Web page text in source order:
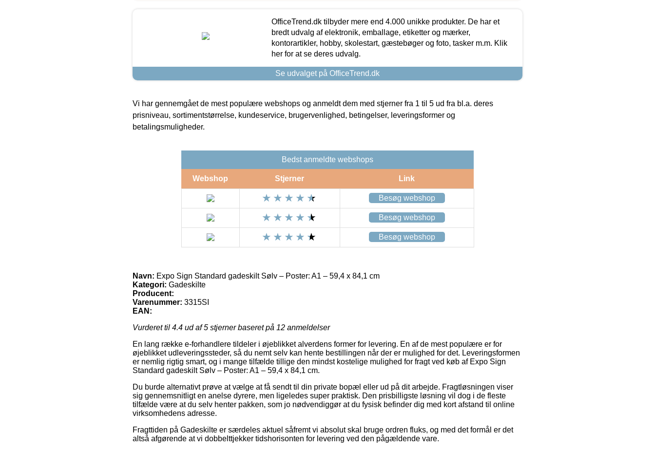
OfficeTrend.dk tilbyder mere end 4.000 unikke produkter. De har et
bredt udvalg af elektronik, emballage, etiketter og mærker,
kontorartikler, hobby, skolestart, gæstebøger og foto, tasker m.m. Klik
her for at se deres udvalg.
Se udvalget på OfficeTrend.dk
Vi har gennemgået de mest populære webshops og anmeldt dem med stjerner fra 1 til 5 ud fra bl.a. deres
prisniveau, sortimentstørrelse, kundeservice, brugervenlighed, betingelser, leveringsformer og
betalingsmuligheder.
Bedst anmeldte webshops
Webshop Stjerner Link
Besøg webshop
Besøg webshop
Besøg webshop
Navn: Expo Sign Standard gadeskilt Sølv – Poster: A1 – 59,4 x 84,1 cm
Kategori: Gadeskilte
Producent:
Varenummer: 3315SI
EAN:
Vurderet til 4.4 ud af 5 stjerner baseret på 12 anmeldelser
En lang række e-forhandlere tildeler i øjeblikket alverdens former for levering. En af de mest populære er for
øjeblikket udleveringssteder, så du nemt selv kan hente bestillingen når der er mulighed for det. Leveringsformen
er nemlig rigtig smart, og i mange tilfælde tillige den mindst kostelige mulighed for fragt ved køb af Expo Sign
Standard gadeskilt Sølv – Poster: A1 – 59,4 x 84,1 cm.
Du burde alternativt prøve at vælge at få sendt til din private bopæl eller ud på dit arbejde. Fragtløsningen viser
sig gennemsnitligt en anelse dyrere, men ligeledes super praktisk. Den prisbilligste løsning vil dog i de fleste
tilfælde være at du selv henter pakken, som jo nødvendiggør at du fysisk befinder dig med kort afstand til online
virksomhedens adresse.
Fragttiden på Gadeskilte er særdeles aktuel såfremt vi absolut skal bruge ordren fluks, og med det formål er det
altså afgørende at vi dobbelttjekker tidshorisonten for levering ved den pågældende vare.